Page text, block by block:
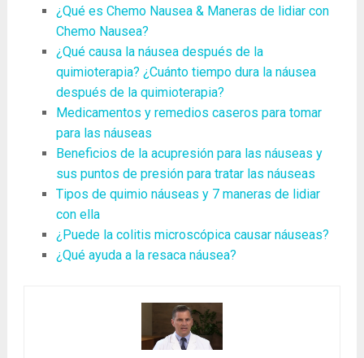
¿Qué es Chemo Nausea & Maneras de lidiar con
Chemo Nausea?
¿Qué causa la náusea después de la
quimioterapia? ¿Cuánto tiempo dura la náusea
después de la quimioterapia?
Medicamentos y remedios caseros para tomar
para las náuseas
Beneficios de la acupresión para las náuseas y
sus puntos de presión para tratar las náuseas
Tipos de quimio náuseas y 7 maneras de lidiar
con ella
¿Puede la colitis microscópica causar náuseas?
¿Qué ayuda a la resaca náusea?